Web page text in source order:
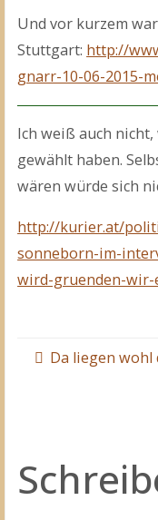
Und vor kurzem
Stuttgart: http://
gnarr-10-06-2015-
Ich weiß auch
gewählt haben.
wären würde sich
http://kurier.at/
sonneborn-im-
wird-gruenden-wir-
Da liegen